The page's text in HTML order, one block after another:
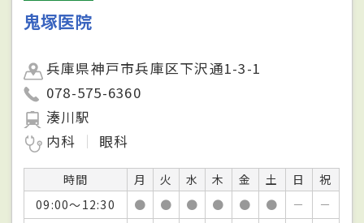
鬼塚医院
兵庫県神戸市兵庫区下沢通1-3-1
078-575-6360
湊川駅
内科
眼科
時間 月 火 水 木 金 土 日
祝
09:00～12:30
● ● ● ● ● ● －
－